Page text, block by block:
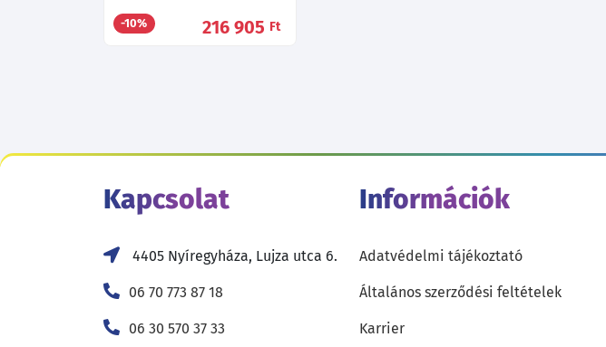
-10% 216 905 Ft
Kapcsolat
4405 Nyíregyháza, Lujza utca 6.
06 70 773 87 18
06 30 570 37 33
Információk
Adatvédelmi tájékoztató
Általános szerződési feltételek
Karrier